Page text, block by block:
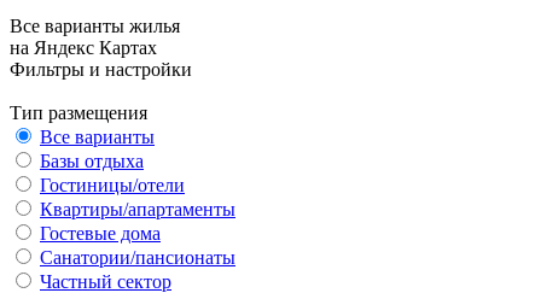
Все варианты жилья
на Яндекс Картах
Фильтры и настройки
Тип размещения
Все варианты
Базы отдыха
Гостиницы/отели
Квартиры/апартаменты
Гостевые дома
Санатории/пансионаты
Частный сектор